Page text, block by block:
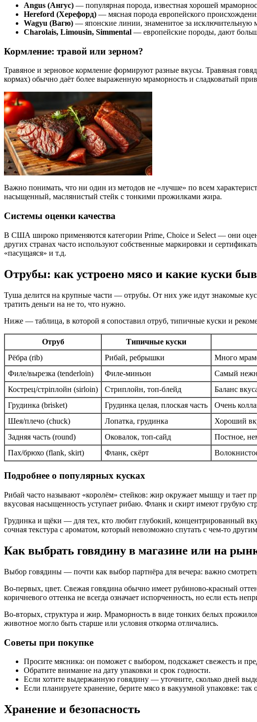
Angus (Ангус) — популярная порода, известная хорошей
Hereford (Херефорд) — мясная порода европейского
Wagyu (Вагю) — японские линии, знаменитое за исключительную
Charolais, Limousin, Simmental — европейские породы, дают
Кормление: травой или зерном?
Травяное и зерновое кормление формируют разные вкусы. Травяная
кормах) обычно даёт более выраженную мраморность и сладковатый
Важно понимать, что ни один из методов не «лучше» по всем
насыщенный, маслянистый стейк с тонкими прожилками жира.
Системы оценки качества
В США широко применяются категории Prime, Choice и Select — они
других странах часто используют собственные маркировки и
«пасущаяся» и т.д.
Отрубы: как устроено мясо и какие куски
Туша делится на крупные части — отрубы. От них уже идут знакомые
тратить деньги на не то, что нужно.
Ниже — таблица, в которой я сопоставил отруб, типичные куски и
Отруб Типичные куски
Рёбра (rib)
Рибай, ребрышки Много
Филе/вырезка (tenderloin)
Филе-миньон Самый
Кострец/стріплойн (sirloin)
Стриплойн, топ-блейд Баланс
Грудинка (brisket)
Грудинка целая, плоская часть Очень
Шея/плечо (chuck)
Лопатка, грудинка Хороший
Задняя часть (round)
Оковалок, топ-сайд Постное,
Пах/брюхо (flank, skirt)
Фланк, скёрт
Подробнее о популярных кусках
Рибай часто называют «королём» стейков: жир окружает мышцу и тает
вкусовая насыщенность уступает рибаю. Фланк и скирт имеют грубую
Грудинка и щёки — для тех, кто любит глубокий, концентрированный
сочная текстура с ароматом, который невозможно спутать с чем‑то
Как выбрать говядину в магазине или на
Выбор говядины — почти как выбор партнёра для вечера: важно
Во‑первых, цвет. Свежая говядина обычно имеет рубиново‑красный
коричневого оттенка не всегда означает испорченность, но если есть
Во‑вторых, структура и жир. Мраморность в виде тонких белых
животное могло быть старше или условия откорма отличались.
Советы при покупке
Просите мясника: он поможет с выбором, подскажет свежесть и
Обратите внимание на дату упаковки и срок годности.
Если хотите выдержанную говядину — уточните, сколько дней
Если планируете хранение, берите мясо в вакуумной упаковке:
Хранение и безопасность